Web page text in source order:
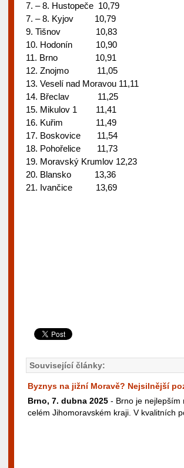
7. – 8. Hustopeče 10,79
7. – 8. Kyjov 10,79
9. Tišnov 10,83
10. Hodonín 10,90
11. Brno 10,91
12. Znojmo 11,05
13. Veselí nad Moravou 11,11
14. Břeclav 11,25
15. Mikulov 1 11,41
16. Kuřim 11,49
17. Boskovice 11,54
18. Pohořelice 11,73
19. Moravský Krumlov 12,23
20. Blansko 13,36
21. Ivančice 13,69
Související články:
Byznys na jižní Moravě? Nejsilnější
Brno, 7. dubna 2025 - Brno je nejlepším
celém Jihomoravském kraji. V kvalitních